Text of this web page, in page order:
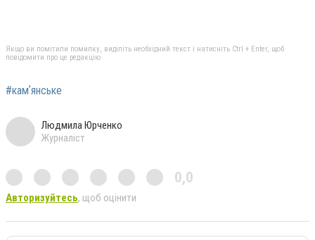
Якщо ви помітили помилку, виділіть необхідний текст і натисніть Ctrl + Enter, щоб
повідомити про це редакцію
#камʼянське
Людмила Юрченко
Журналіст
0,0
Авторизуйтесь, щоб оцінити